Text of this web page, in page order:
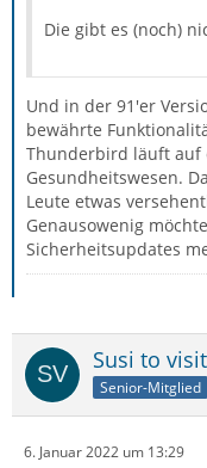
Die gibt es (noch)
Und in der 91'er
bewährte
Thunderbird läuft auf
Gesundheitswesen.
Leute etwas
Genausowenig
Sicherheitsupdates
Susi to visit
Senior-Mitglied
6. Januar 2022 um 13:29